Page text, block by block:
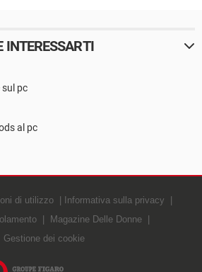
INTERESSARTI
sul pc
al pc
di utilizzo
Informativa sulla privacy
Magazine Delle Donne
Gestione dei cookie